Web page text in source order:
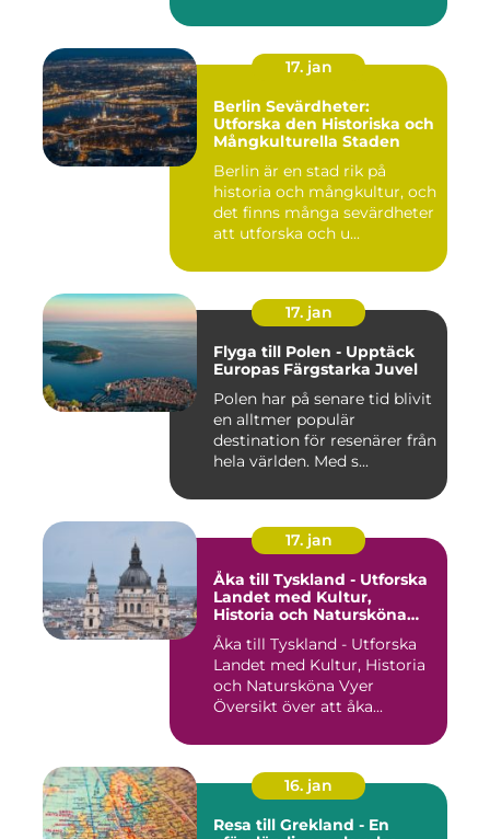
17. jan
Berlin Sevärdheter:
Utforska den Historiska och
Mångkulturella Staden
Berlin är en stad rik på
historia och mångkultur, och
det finns många sevärdheter
att utforska och u...
17. jan
Flyga till Polen - Upptäck
Europas Färgstarka Juvel
Polen har på senare tid blivit
en alltmer populär
destination för resenärer från
hela världen. Med s...
17. jan
Åka till Tyskland - Utforska
Landet med Kultur,
Historia och Natursköna
Vyer
Åka till Tyskland - Utforska
Landet med Kultur, Historia
och Natursköna Vyer
Översikt över att åka...
16. jan
Resa till Grekland - En